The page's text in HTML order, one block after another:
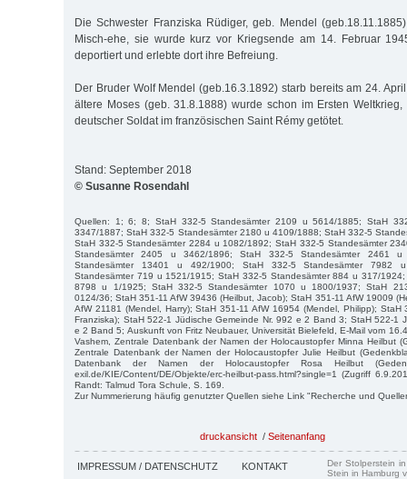
Die Schwester Franziska Rüdiger, geb. Mendel
Misch-ehe, sie wurde kurz vor Kriegsende am 14. Februar
deportiert und erlebte dort ihre Befreiung.
Der Bruder Wolf Mendel (geb.16.3.1892) starb bereits am 24.
ältere Moses (geb. 31.8.1888) wurde schon im Ersten
deutscher Soldat im französischen Saint Rémy getötet.
Stand: September 2018
© Susanne Rosendahl
Quellen: 1; 6; 8; StaH 332-5 Standesämter 2109 u 5614/1885; StaH
3347/1887; StaH 332-5 Standesämter 2180 u 4109/1888; StaH 332-5
StaH 332-5 Standesämter 2284 u 1082/1892; StaH 332-5 Standesämter
Standesämter 2405 u 3462/1896; StaH 332-5 Standesämter 2461
Standesämter 13401 u 492/1900; StaH 332-5 Standesämter 7982
Standesämter 719 u 1521/1915; StaH 332-5 Standesämter 884 u 317/
8798 u 1/1925; StaH 332-5 Standesämter 1070 u 1800/1937; StaH
0124/36; StaH 351-11 AfW 39436 (Heilbut, Jacob); StaH 351-11 AfW 19009
AfW 21181 (Mendel, Harry); StaH 351-11 AfW 16954 (Mendel, Philipp); StaH
Franziska); StaH 522-1 Jüdische Gemeinde Nr. 992 e 2 Band 3; StaH 522-1
e 2 Band 5; Auskunft von Fritz Neubauer, Universität Bielefeld, E-Mail vom
Vashem, Zentrale Datenbank der Namen der Holocaustopfer Minna Heilbut
Zentrale Datenbank der Namen der Holocaustopfer Julie Heilbut
Datenbank der Namen der Holocaustopfer Rosa Heilbut
exil.de/KIE/Content/DE/Objekte/erc-heilbut-pass.html?single=1 (Zugriff
Randt: Talmud Tora Schule, S. 169.
Zur Nummerierung häufig genutzter Quellen siehe Link "Recherche und
druckansicht / Seitenanfang
IMPRESSUM / DATENSCHUTZ KONTAKT
Der Stolperstein
Stein in Hamburg